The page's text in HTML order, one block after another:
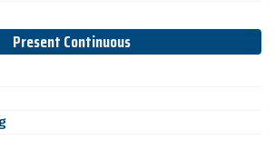
Present Continuous